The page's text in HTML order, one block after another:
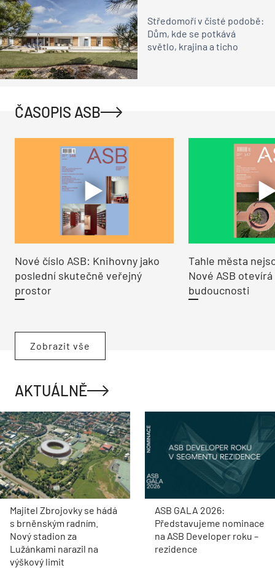
Středomoří v čisté podobě:
Dům, kde se potkává
světlo, krajina a ticho
ČASOPIS ASB
Nové číslo ASB: Knihovny jako
poslední skutečně veřejný
prostor
Tahle města
Nové ASB
budoucnosti
Zobrazit vše
AKTUÁLNĚ
Majitel Zbrojovky se hádá
s brněnským radním.
Nový stadion za
Lužánkami narazil na
výškový limit
ASB GALA 2026:
Představujeme nominace
na ASB Developer roku –
rezidence